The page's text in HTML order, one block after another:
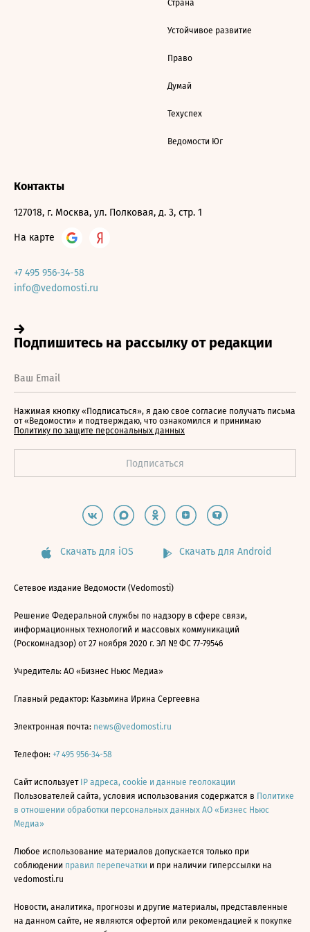
Страна
Устойчивое развитие
Право
Думай
Техуспех
Ведомости Юг
Контакты
127018, г. Москва, ул. Полковая, д. 3, стр. 1
На карте
+7 495 956-34-58
info@vedomosti.ru
Нажимая кнопку «Подписаться», я даю свое согласие получать письма
от «Ведомости» и подтверждаю, что ознакомился и принимаю
Политику по защите персональных данных
Скачать для iOS Скачать для Android
Сетевое издание Ведомости (Vedomosti)
Решение Федеральной службы по надзору в сфере связи,
информационных технологий и массовых коммуникаций
(Роскомнадзор) от 27 ноября 2020 г. ЭЛ № ФС 77-79546
Учредитель: АО «Бизнес Ньюс Медиа»
Главный редактор: Казьмина Ирина Сергеевна
Электронная почта: news@vedomosti.ru
Телефон: +7 495 956-34-58
Сайт использует IP адреса, cookie и данные геолокации
Пользователей сайта, условия использования содержатся в Политике
в отношении обработки персональных данных АО «Бизнес Ньюс
Медиа»
Любое использование материалов допускается только при
соблюдении правил перепечатки и при наличии гиперссылки на
vedomosti.ru
Новости, аналитика, прогнозы и другие материалы, представленные
на данном сайте, не являются офертой или рекомендацией к покупке